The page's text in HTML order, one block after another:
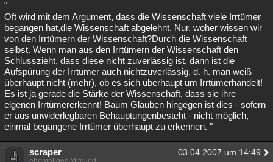
"
Oft wird mit dem Argument, dass die Wissenschaft viele Irrtümer
begangen hat,die Wissenschaft abgelehnt. Nur, woher wissen wir
von den Irrtümern der Wissenschaft?Durch die Wissenschaft
selbst. Wenn man aus den Irrtümern der Wissenschaft den
Schlusszieht, dass diese nicht zuverlässig ist, dann ist die
Aufspürung der Irrtümer auch nichtzuverlässig, d. h. man weiß
überhaupt nicht (mehr), ob es sich überhaupt um Irrtümerhandelt!
Es ist ja gerade die Stärke der Wissenschaft, dass sie ihre
eigenen Irrtümererkennt! Baum Glauben hingegen ist dies - sofern
er aus unwiderlegbaren Behauptungenbesteht - nicht möglich,
einmal begangene Irrtümer überhaupt zu erkennen. "
scraper 03.04.2007 um 14:49